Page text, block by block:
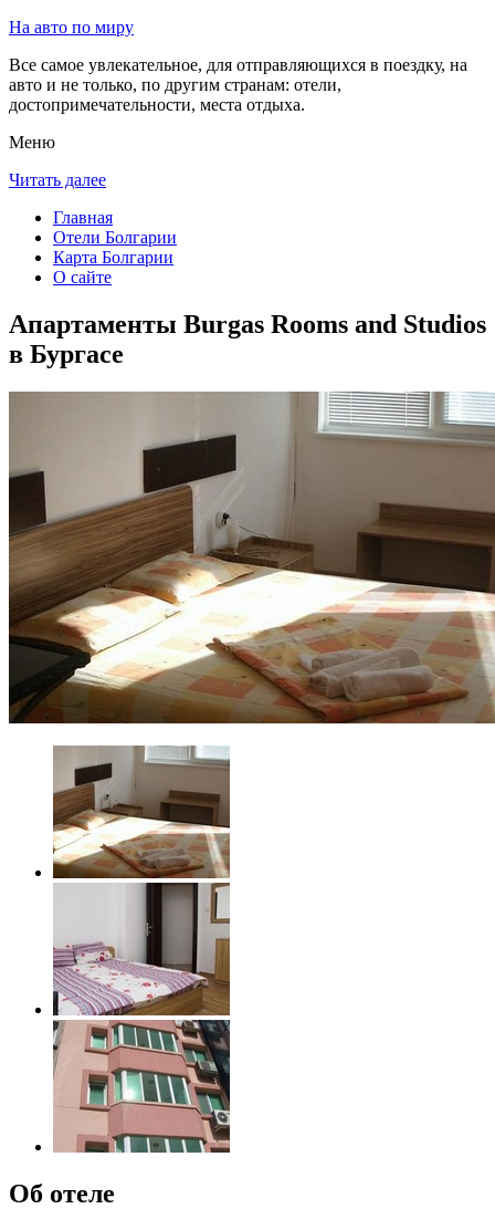
На авто по миру
Все самое увлекательное, для отправляющихся в поездку, на
авто и не только, по другим странам: отели,
достопримечательности, места отдыха.
Меню
Читать далее
Главная
Отели Болгарии
Карта Болгарии
О сайте
Апартаменты Burgas Rooms and Studios
в Бургасе
Об отеле